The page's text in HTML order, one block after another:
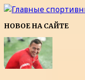
НОВОЕ НА САЙТЕ